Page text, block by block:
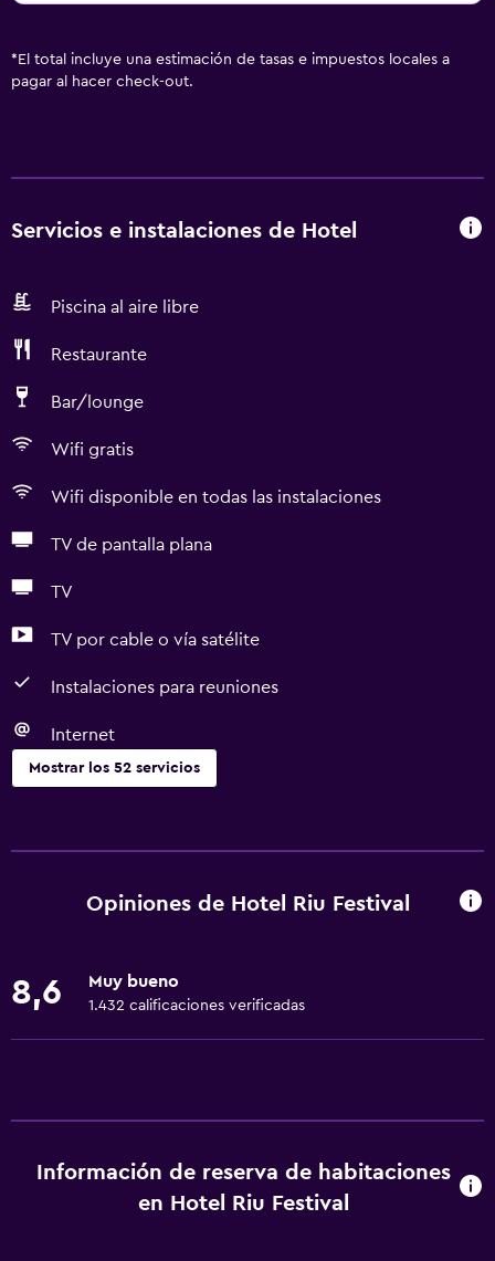
* El total incluye una estimación de tasas e impuestos locales a
pagar al hacer check-out.
Servicios e instalaciones de Hotel
Piscina al aire libre
Restaurante
Bar/lounge
Wifi gratis
Wifi disponible en todas las instalaciones
TV de pantalla plana
TV
TV por cable o vía satélite
Instalaciones para reuniones
Internet
Mostrar los 52 servicios
Wifi gratis
Toallas
Opiniones de Hotel Riu Festival
8,6 Muy bueno
1.432 calificaciones verificadas
Información de reserva de habitaciones
en Hotel Riu Festival